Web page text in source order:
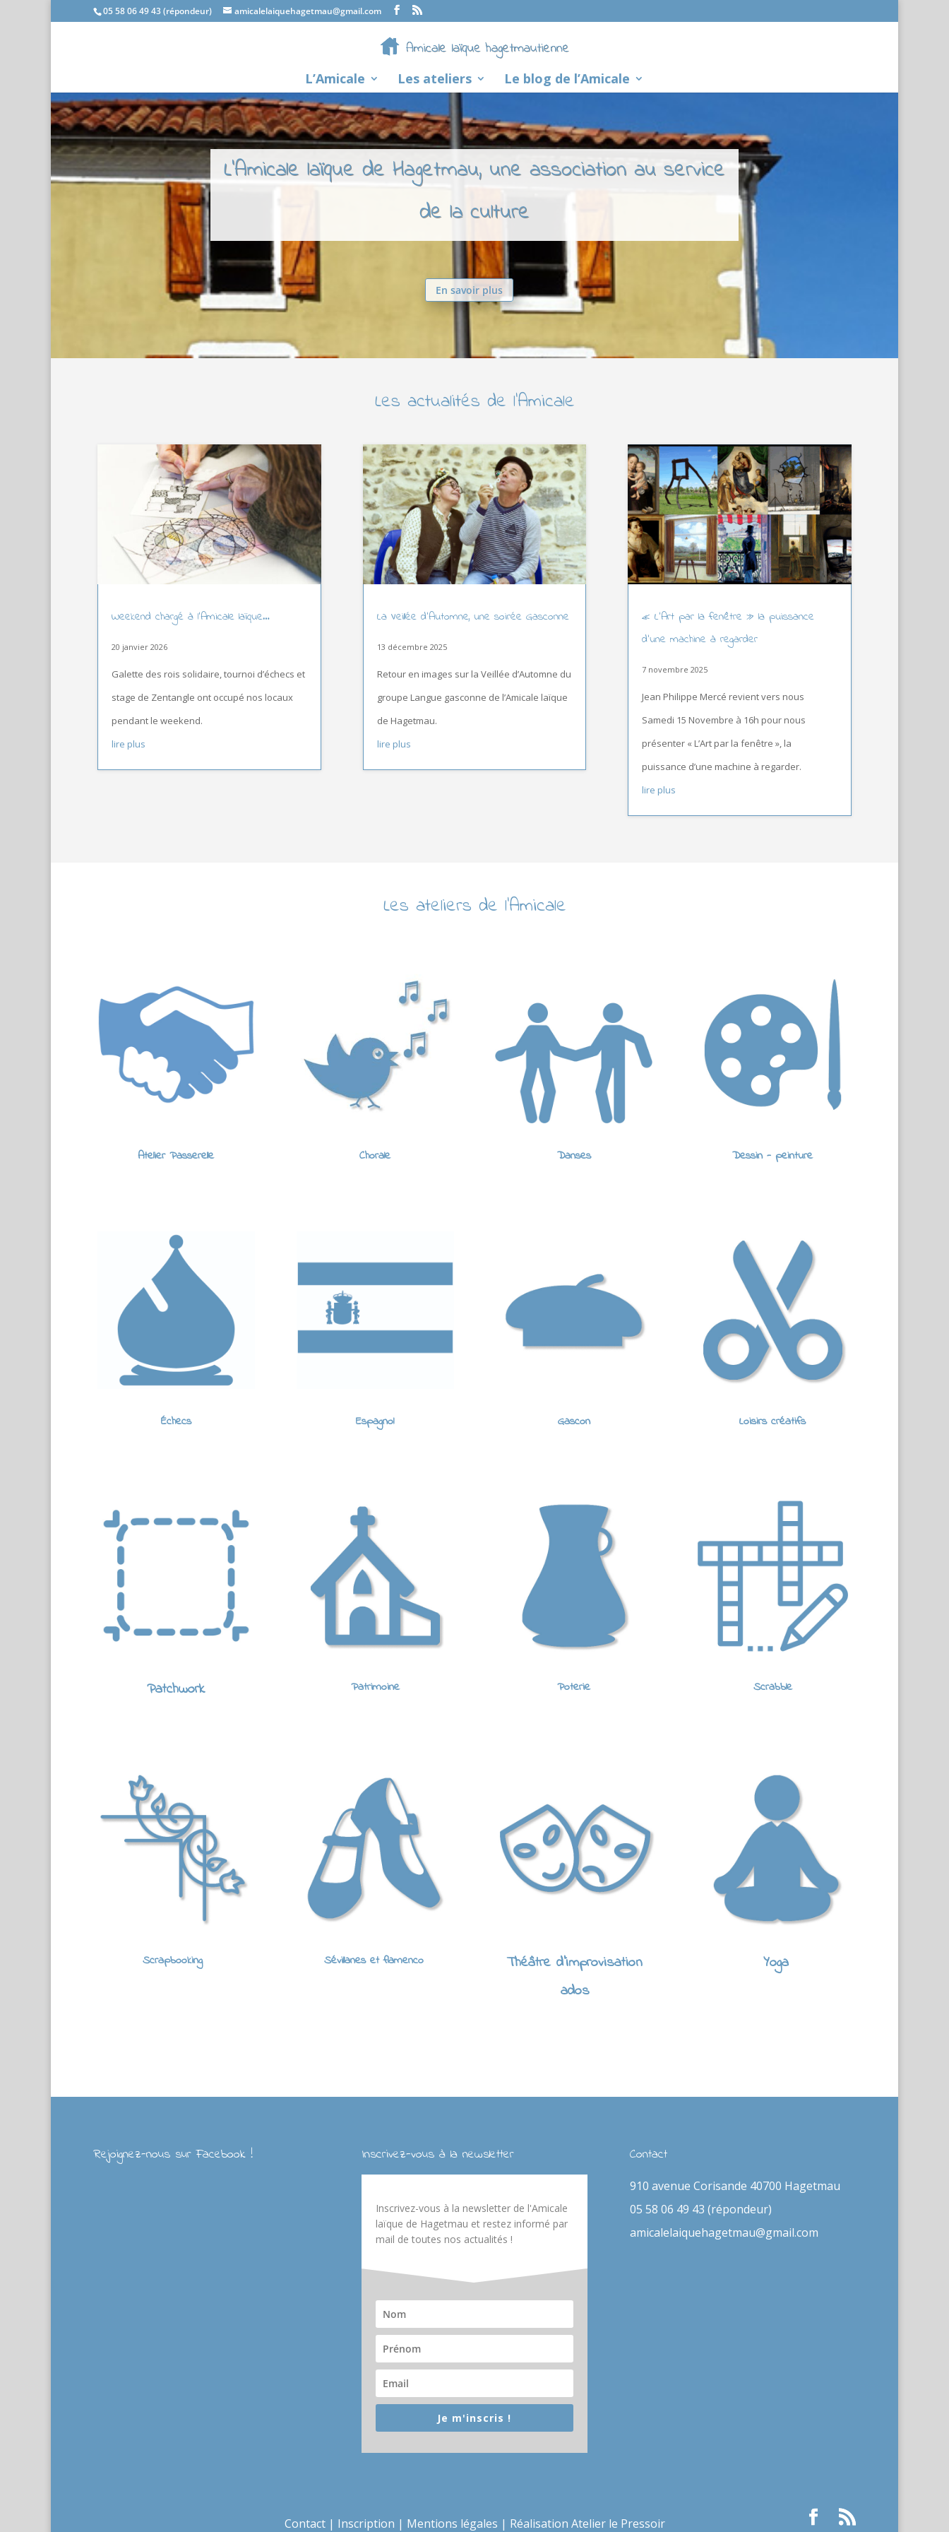
05 58 06 49 43 (répondeur) amicalelaiquehagetmau@gmail.com
L’Amicale Les ateliers Le blog de l’Amicale
L'Amicale laïque de Hagetmau, une association au service
de la culture
En savoir plus
Les actualités de l’Amicale
Weekend chargé à l’Amicale laïque…
20 janvier 2026
Galette des rois solidaire, tournoi d’échecs et
stage de Zentangle ont occupé nos locaux
pendant le weekend.
lire plus
La Veillée d’Automne, une soirée Gasconne
13 décembre 2025
Retour en images sur la Veillée d’Automne du
groupe Langue gasconne de l’Amicale laïque
de Hagetmau.
lire plus
« L’Art par la fenêtre » la puissance
d’une machine à regarder
7 novembre 2025
Jean Philippe Mercé revient vers nous
Samedi 15 Novembre à 16h pour nous
présenter « L’Art par la fenêtre », la
puissance d’une machine à regarder.
lire plus
Les ateliers de l’Amicale
Atelier Passerelle Chorale Danses Dessin - peinture
Échecs Espagnol Gascon Loisirs créatifs
Patchwork Patrimoine Poterie Scrabble
Scrapbooking Sévillanes et flamenco
Théâtre d'improvisation
ados
Yoga
Rejoignez-nous sur Facebook ! Inscrivez-vous à la newsletter
Inscrivez-vous à la newsletter de l'Amicale
laïque de Hagetmau et restez informé par
mail de toutes nos actualités !
Je m'inscris !
Contact
910 avenue Corisande 40700 Hagetmau
05 58 06 49 43 (répondeur)
amicalelaiquehagetmau@gmail.com
Contact| Inscription | Mentions légales | Réalisation Atelier le Pressoir